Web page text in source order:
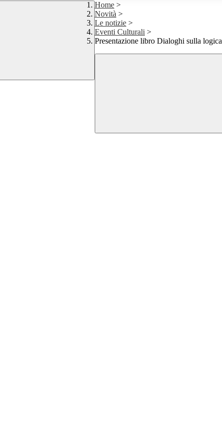
Home >
Novità >
Le notizie >
Eventi Culturali >
Presentazione libro Dialoghi sulla logica